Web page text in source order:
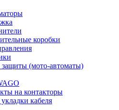
коробки
(мото-автоматы)
на контакторы
кабеля